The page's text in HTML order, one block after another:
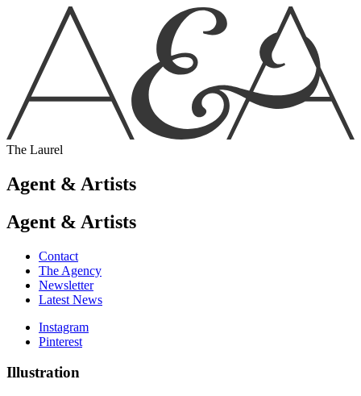
The Laurel
Agent & Artists
Agent & Artists
Contact
The Agency
Newsletter
Latest News
Instagram
Pinterest
Illustration